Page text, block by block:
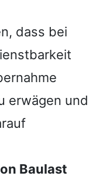
dass bei
erwägen und
Baulast